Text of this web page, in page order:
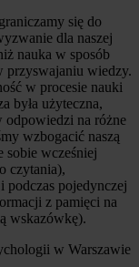
się do
dla naszej
nauka w sposób
przyswajaniu wiedzy.
w procesie nauki
była użyteczna,
odpowiedzi na różne
wzbogacić naszą
sobie wcześniej
czytania),
podczas pojedynczej
z pamięci na
wskazówkę).
w Warszawie